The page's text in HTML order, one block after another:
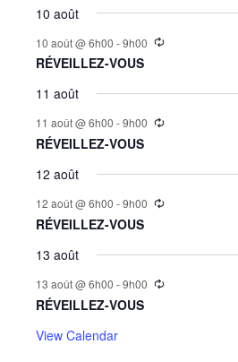
10 août
10 août @ 6h00 -9h00
RÉVEILLEZ-VOUS
11 août
11 août @ 6h00 -9h00
RÉVEILLEZ-VOUS
12 août
12 août @ 6h00 -9h00
RÉVEILLEZ-VOUS
13 août
13 août @ 6h00 -9h00
RÉVEILLEZ-VOUS
View Calendar